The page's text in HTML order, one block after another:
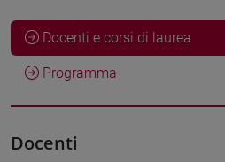
Docenti e corsi di laurea
Programma
Docenti